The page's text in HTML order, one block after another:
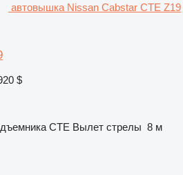
автовышка Nissan Cabstar CTE Z19
$
CTE Вылет стрелы 8 м